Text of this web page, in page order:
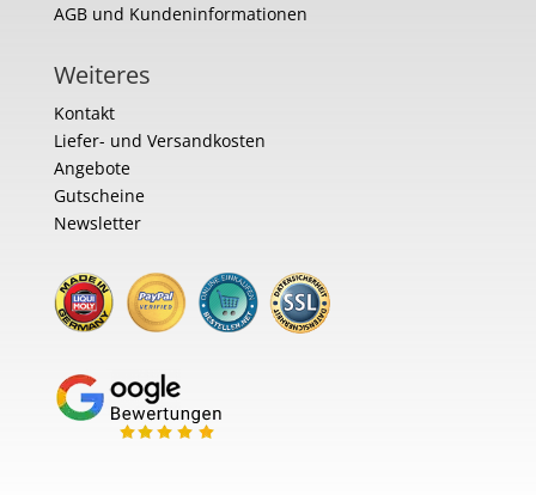
AGB und Kundeninformationen
Weiteres
Kontakt
Liefer- und Versandkosten
Angebote
Gutscheine
Newsletter